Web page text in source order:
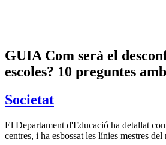
GUIA Com serà el
escoles? 10 preguntes
Societat
El Departament d'Educació ha detallat
centres, i ha esbossat les línies mestres del